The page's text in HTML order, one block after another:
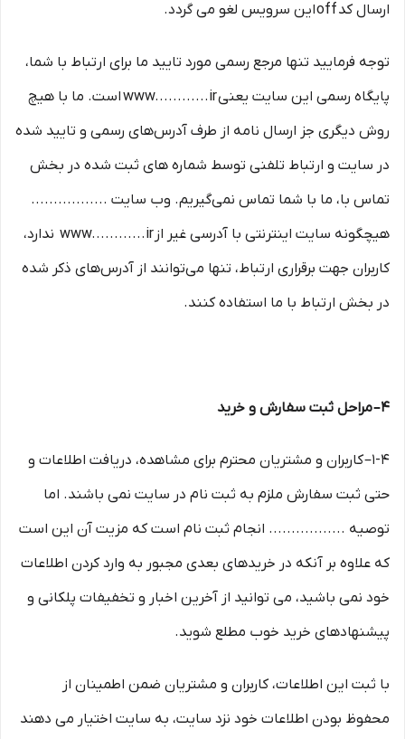
ارسال کد off این سرویس لغو می گردد.
توجه فرمایید تنها مرجع رسمی مورد تایید ما برای ارتباط با شما،
پایگاه رسمی این سایت یعنی www............ir است. ما با هیچ
روش دیگری جز ارسال نامه از طرف آدرس‏‌های رسمی و تایید شده
در سایت و ارتباط تلفنی توسط شماره های ثبت شده در بخش
تماس با، ما با شما تماس نمی‌‏گیریم. وب سایت .................
هیچگونه سایت اینترنتی با آدرسی غیر از www............ir ندارد،
کاربران جهت برقراری ارتباط، تنها می‏‌توانند از آدرس‌‏های ذکر شده
در بخش ارتباط با ما استفاده کنند.
۴– مراحل ثبت سفارش و خرید
1-۴– کاربران و مشتریان محترم برای مشاهده، دریافت اطلاعات و
حتی ثبت سفارش ملزم به ثبت نام در سایت نمی باشند. اما
توصیه ................. انجام ثبت نام است که مزیت آن این است
که علاوه بر آنکه در خریدهای بعدی مجبور به وارد کردن اطلاعات
خود نمی باشید، می توانید از آخرین اخبار و تخفیفات پلکانی و
پیشنهادهای خرید خوب مطلع شوید.
با ثبت این اطلاعات، کاربران و مشتریان ضمن اطمینان از
محفوظ بودن اطلاعات خود نزد سایت، به سایت اختیار می دهند